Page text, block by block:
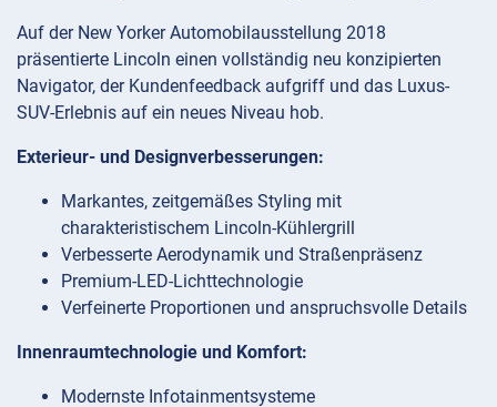
Auf der New Yorker Automobilausstellung 2018
präsentierte Lincoln einen vollständig neu konzipierten
Navigator, der Kundenfeedback aufgriff und das Luxus-
SUV-Erlebnis auf ein neues Niveau hob.
Exterieur- und Designverbesserungen:
Markantes, zeitgemäßes Styling mit
charakteristischem Lincoln-Kühlergrill
Verbesserte Aerodynamik und Straßenpräsenz
Premium-LED-Lichttechnologie
Verfeinerte Proportionen und anspruchsvolle Details
Innenraumtechnologie und Komfort:
Modernste Infotainmentsysteme